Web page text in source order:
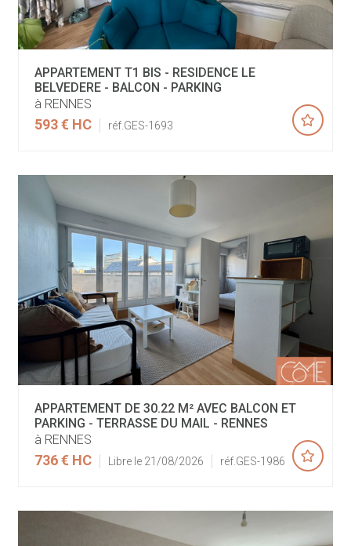
APPARTEMENT T1 BIS - RESIDENCE LE
BELVEDERE - BALCON - PARKING
à RENNES
593 € HC réf.GES-1693
APPARTEMENT DE 30.22 M² AVEC BALCON ET
PARKING - TERRASSE DU MAIL - RENNES
à RENNES
736 € HC Libre le 21/08/2026 réf.GES-1986